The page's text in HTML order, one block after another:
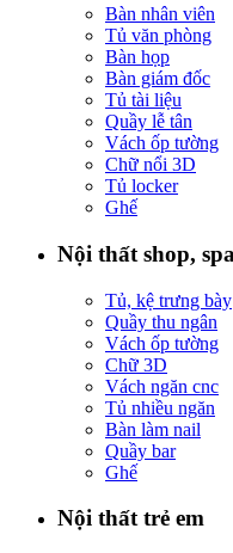
Bàn nhân viên
Tủ văn phòng
Bàn họp
Bàn giám đốc
Tủ tài liệu
Quầy lễ tân
Vách ốp tường
Chữ nổi 3D
Tủ locker
Ghế
Nội thất shop, spa
Tủ, kệ trưng bày
Quầy thu ngân
Vách ốp tường
Chữ 3D
Vách ngăn cnc
Tủ nhiều ngăn
Bàn làm nail
Quầy bar
Ghế
Nội thất trẻ em